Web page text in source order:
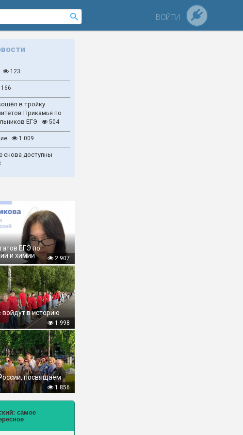
ВОЙТИ
123
в тройку
Прикамья по
ЕГЭ
504
1 009
снова доступны
ЕГЭ по
и химии
2 907
в историю
1 998
посвящаем
1 856
самое